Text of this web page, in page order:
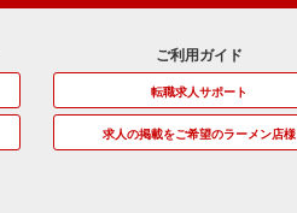
ご利用ガイド
転職求人サポート
求人の掲載をご希望のラーメン店様